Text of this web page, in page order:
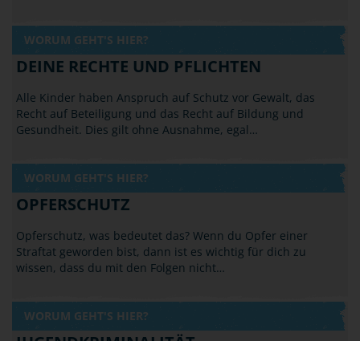
WORUM GEHT'S HIER?
DEINE RECHTE UND PFLICHTEN
Alle Kinder haben Anspruch auf Schutz vor Gewalt, das
Recht auf Beteiligung und das Recht auf Bildung und
Gesundheit. Dies gilt ohne Ausnahme, egal…
WORUM GEHT'S HIER?
OPFERSCHUTZ
Opferschutz, was bedeutet das? Wenn du Opfer einer
Straftat geworden bist, dann ist es wichtig für dich zu
wissen, dass du mit den Folgen nicht…
WORUM GEHT'S HIER?